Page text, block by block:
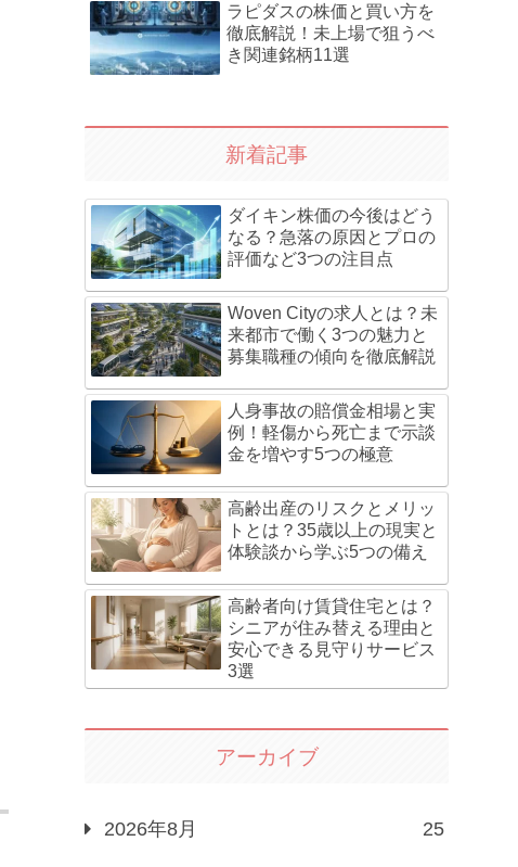
ラピダスの株価と買い方を
徹底解説！未上場で狙うべ
き関連銘柄11選
新着記事
ダイキン株価の今後はどう
なる？急落の原因とプロの
評価など3つの注目点
Woven Cityの求人とは？未
来都市で働く3つの魅力と
募集職種の傾向を徹底解説
人身事故の賠償金相場と実
例！軽傷から死亡まで示談
金を増やす5つの極意
高齢出産のリスクとメリッ
トとは？35歳以上の現実と
体験談から学ぶ5つの備え
高齢者向け賃貸住宅とは？
シニアが住み替える理由と
安心できる見守りサービス
3選
アーカイブ
2026年8月 25